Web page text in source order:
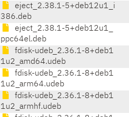
eject_2.38.1-5+deb12u1_i
386.deb
eject_2.38.1-5+deb12u1_
ppc64el.deb
fdisk-udeb_2.36.1-8+deb1
1u2_amd64.udeb
fdisk-udeb_2.36.1-8+deb1
1u2_arm64.udeb
fdisk-udeb_2.36.1-8+deb1
1u2_armhf.udeb